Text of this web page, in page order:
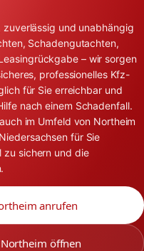
und unabhängig
Schadengutachten,
– wir sorgen
professionelles Kfz-
für Sie erreichbar und
nach einem Schadenfall.
im Umfeld von Northeim
für Sie
zu sichern und die
anrufen
öffnen